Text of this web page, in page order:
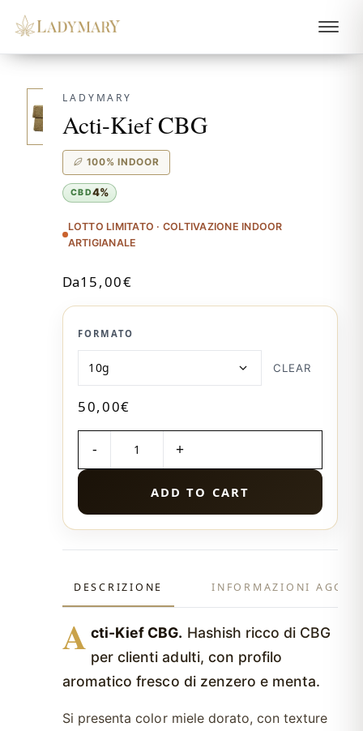
LADYMARY
Acti-Kief CBG
100% INDOOR
CBD4%
LOTTO LIMITATO · COLTIVAZIONE INDOOR
ARTIGIANALE
Da15,00€
FORMATO
CLEAR
50,00€
ADD TO CART
DESCRIZIONE INFORMAZIONI
A cti-Kief CBG. Hashish ricco di CBG
per clienti adulti, con profilo
aromatico fresco di zenzero e menta.
Si presenta color miele dorato, con texture